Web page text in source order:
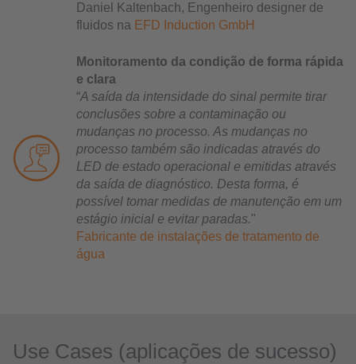
Daniel Kaltenbach, Engenheiro designer de
fluidos na EFD Induction GmbH
Monitoramento da condição de forma rápida
e clara
“A saída da intensidade do sinal permite tirar
conclusões sobre a contaminação ou
mudanças no processo. As mudanças no
processo também são indicadas através do
LED de estado operacional e emitidas através
da saída de diagnóstico. Desta forma, é
possível tomar medidas de manutenção em um
estágio inicial e evitar paradas."
Fabricante de instalações de tratamento de
água
Use Cases (aplicações de sucesso)